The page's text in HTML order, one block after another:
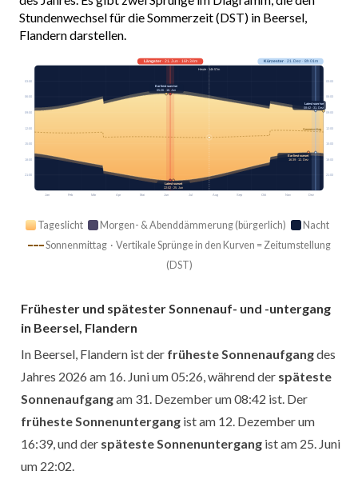
Stundenwechsel für die Sommerzeit (DST) in Beersel,
Flandern darstellen.
Jan Feb Mär Apr Mai Jun Jul Aug Sep Okt Nov Dez
Sonnenmittag
03:00 03:00
06:00 06:00
09:00 09:00
12:00 12:00
15:00 15:00
18:00 18:00
21:00 21:00
Längster· 21. Jun · 16h 34m Kürzester· 21. Dez · 8h 01m
Heute · 14h 57m
Earliest sunrise
05:26 · 16. Jun
Latest sunrise
08:42 · 31. Dez
Earliest sunset
16:39 · 12. Dez
Latest sunset
22:02 · 25. Jun
Tageslicht Morgen- & Abenddämmerung (bürgerlich)
Nacht
Sonnenmittag · Vertikale Sprünge in den Kurven = Zeitumstellung
(DST)
Frühester und spätester Sonnenauf- und -untergang
in Beersel, Flandern
In Beersel, Flandern ist der früheste Sonnenaufgangdes
Jahres 2026 am 16. Juni um 05:26, während der späteste
Sonnenaufgangam 31. Dezember um 08:42 ist. Der
früheste Sonnenuntergang ist am 12. Dezember um
16:39, und der späteste Sonnenuntergang ist am 25. Juni
um 22:02.